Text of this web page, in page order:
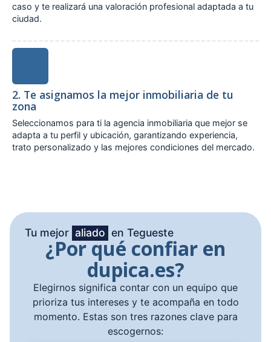
caso y te realizará una valoración profesional adaptada a tu
ciudad.
2. Te asignamos la mejor inmobiliaria de tu
zona
Seleccionamos para ti la agencia inmobiliaria que mejor se
adapta a tu perfil y ubicación, garantizando experiencia,
trato personalizado y las mejores condiciones del mercado.
Tu mejor aliado en Tegueste
¿Por qué confiar en
dupica.es?
Elegirnos significa contar con un equipo que
prioriza tus intereses y te acompaña en todo
momento. Estas son tres razones clave para
escogernos: